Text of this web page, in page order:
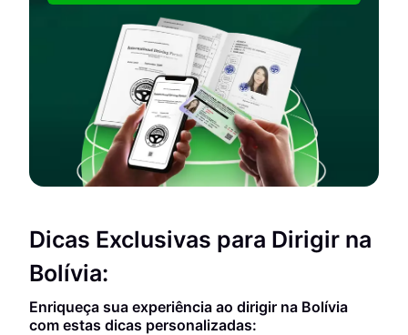
Dicas Exclusivas para Dirigir na
Bolívia:
Enriqueça sua experiência ao dirigir na Bolívia
com estas dicas personalizadas: